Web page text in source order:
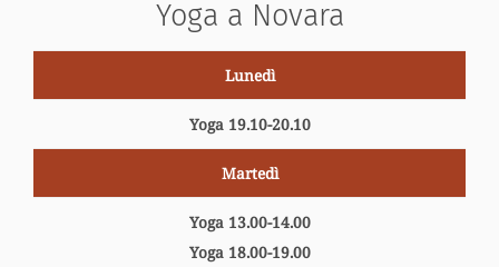
Yoga a Novara
Lunedì
Yoga 19.10-20.10
Martedì
Yoga 13.00-14.00
Yoga 18.00-19.00